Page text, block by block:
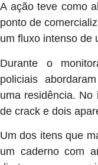
A ação teve como
ponto de
um fluxo intenso de
Durante o
policiais
uma residência. No
de crack e dois
Um dos itens que
um caderno com